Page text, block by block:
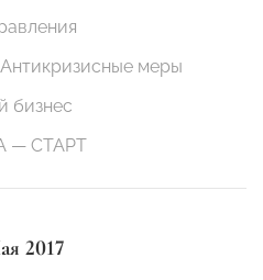
меры
бизнес
— СТАРТ
2017